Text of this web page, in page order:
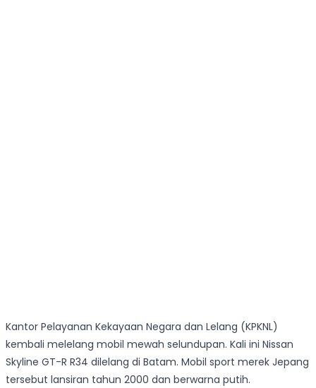
Kantor Pelayanan Kekayaan Negara dan Lelang (KPKNL)
kembali melelang mobil mewah selundupan. Kali ini Nissan
Skyline GT-R R34 dilelang di Batam. Mobil sport merek Jepang
tersebut lansiran tahun 2000 dan berwarna putih.